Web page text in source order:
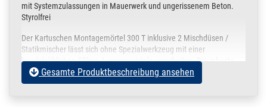
mit Systemzulassungen in Mauerwerk und ungerissenem Beton.
Styrolfrei
Der Kartuschen Montagemörtel 300 T inklusive 2 Mischdüsen /
Statikmischer lässt sich ohne Spezialwerkzeug mit einer
handelsüblichen Silikon-Auspresspistole verarbeiten. Die robuste
Kunststoffkartusche wird auch harten Baustellenbedingungen
gerecht.
Gesamte Produktbeschreibung ansehen